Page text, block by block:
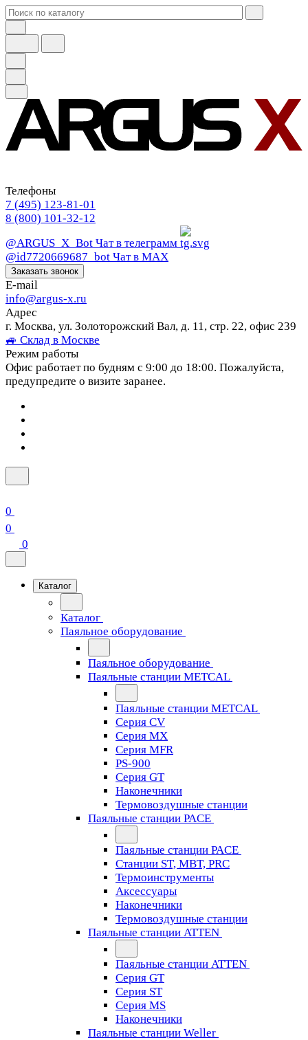
Телефоны
7 (495) 123-81-01
8 (800) 101-32-12
@ARGUS_X_Bot Чат в телеграмм
@id7720669687_bot Чат в МАХ
Заказать звонок
E-mail
info@argus-x.ru
Адрес
г. Москва, ул. Золоторожский Вал, д. 11, стр. 22, офис 239
🚙 Склад в Москве
Режим работы
Офис работает по будням с 9:00 до 18:00. Пожалуйста,
предупредите о визите заранее.
0
0
0
Каталог
Каталог
Паяльное оборудование
Паяльное оборудование
Паяльные станции METCAL
Паяльные станции METCAL
Серия CV
Серия MX
Серия MFR
PS-900
Серия GT
Наконечники
Термовоздушные станции
Паяльные станции PACE
Паяльные станции PACE
Станции ST, MBT, PRC
Термоинструменты
Аксессуары
Наконечники
Термовоздушные станции
Паяльные станции ATTEN
Паяльные станции ATTEN
Серия GT
Серия ST
Серия MS
Наконечники
Паяльные станции Weller